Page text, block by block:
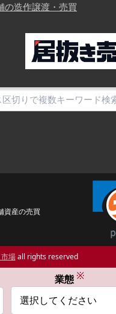
の造作譲渡・売買
資産の売買
場all rights reserved
業態 ※